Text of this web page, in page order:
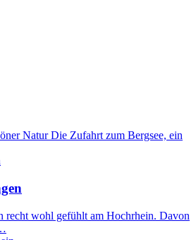
Natur Die Zufahrt zum Bergsee, ein
recht wohl gefühlt am Hochrhein. Davon